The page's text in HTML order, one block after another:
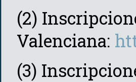
(2)
Valenciana:
(3)